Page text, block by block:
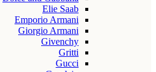
Elie Saab
Emporio Armani
Giorgio Armani
Givenchy
Gritti
Gucci